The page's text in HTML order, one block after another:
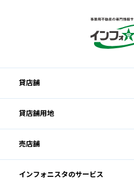
貸店舗
貸店舗用地
売店舗
インフォニスタのサービス